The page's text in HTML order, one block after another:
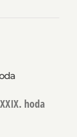
hoda